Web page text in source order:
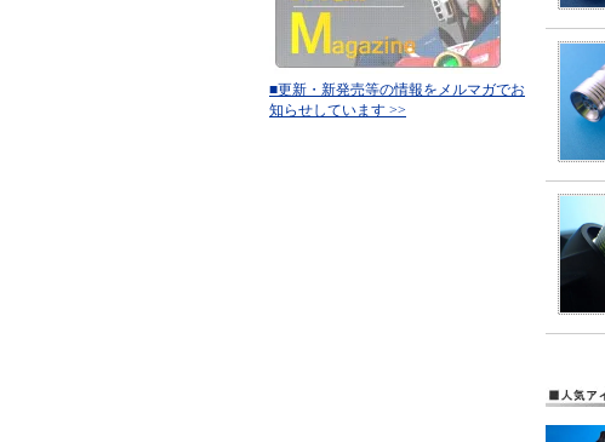
■更新・新発売等の情報をメルマガでお
知らせしています >>